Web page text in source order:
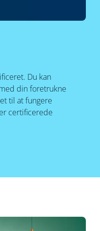
Du kan
din foretrukne
til at fungere
certificerede